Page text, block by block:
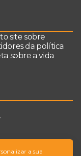
site sobre
da política
sobre a vida
a sua